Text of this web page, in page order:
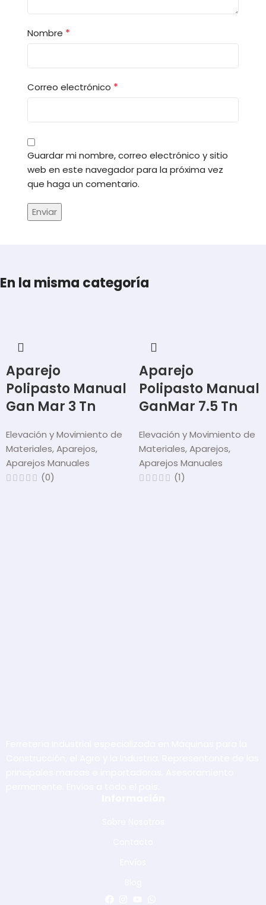
Nombre *
Correo electrónico *
Guardar mi nombre, correo electrónico y sitio
web en este navegador para la próxima vez
que haga un comentario.
En la misma categoría
Aparejo
Polipasto Manual
Gan Mar 3 Tn
Elevación y Movimiento de
Materiales,Aparejos,
Aparejos Manuales
(0)
Aparejo
Polipasto Manual
GanMar 7.5 Tn
Elevación y Movimiento de
Materiales,Aparejos,
Aparejos Manuales
(1)